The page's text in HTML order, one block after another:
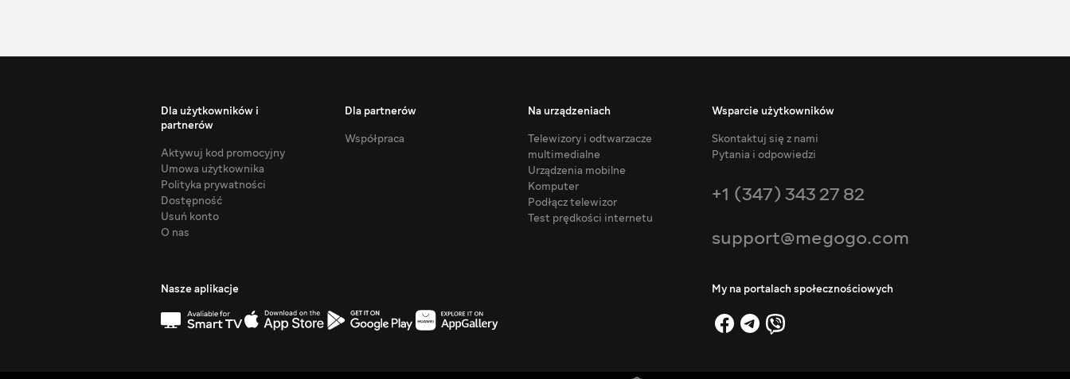
Dla użytkowników i
partnerów
Aktywuj kod promocyjny
Umowa użytkownika
Polityka prywatności
Dostępność
Usuń konto
O nas
Dla partnerów
Współpraca
Na urządzeniach
Telewizory i odtwarzacze
multimedialne
Urządzenia mobilne
Komputer
Podłącz telewizor
Test prędkości internetu
Wsparcie użytkowników
Skontaktuj się z nami
Pytania i odpowiedzi
+1 (347) 343 27 82
support@megogo.com
Nasze aplikacje My na portalach społecznościowych